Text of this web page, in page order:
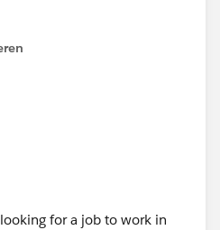
for a job to work in